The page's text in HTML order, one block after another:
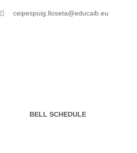
ceipespuig.lloseta@educaib.eu
BELL SCHEDULE